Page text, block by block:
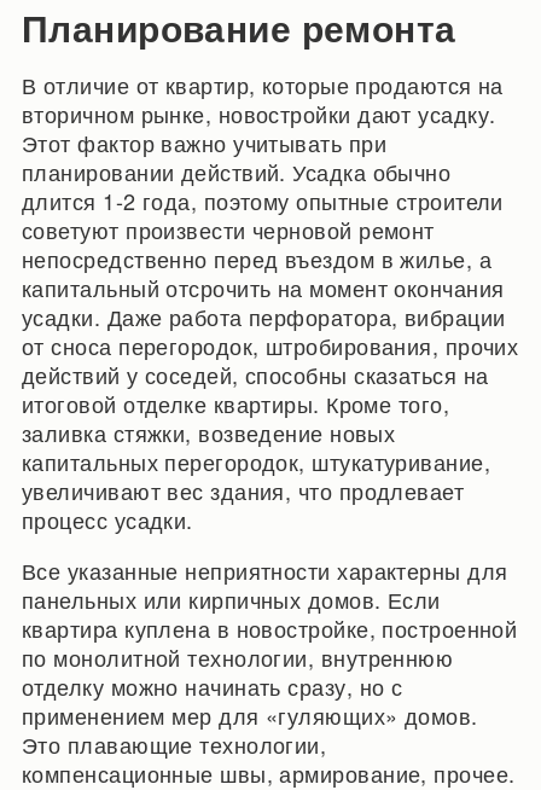
Планирование ремонта
В отличие от квартир, которые продаются на
вторичном рынке, новостройки дают усадку.
Этот фактор важно учитывать при
планировании действий. Усадка обычно
длится 1-2 года, поэтому опытные строители
советуют произвести черновой ремонт
непосредственно перед въездом в жилье, а
капитальный отсрочить на момент окончания
усадки. Даже работа перфоратора, вибрации
от сноса перегородок, штробирования, прочих
действий у соседей, способны сказаться на
итоговой отделке квартиры. Кроме того,
заливка стяжки, возведение новых
капитальных перегородок, штукатуривание,
увеличивают вес здания, что продлевает
процесс усадки.
Все указанные неприятности характерны для
панельных или кирпичных домов. Если
квартира куплена в новостройке, построенной
по монолитной технологии, внутреннюю
отделку можно начинать сразу, но с
применением мер для «гуляющих» домов.
Это плавающие технологии,
компенсационные швы, армирование, прочее.